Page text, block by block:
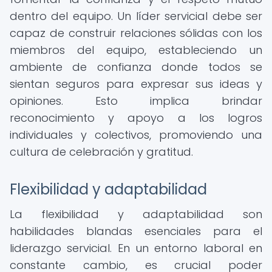
dentro del equipo. Un líder servicial debe ser
capaz de construir relaciones sólidas con los
miembros del equipo, estableciendo un
ambiente de confianza donde todos se
sientan seguros para expresar sus ideas y
opiniones. Esto implica brindar
reconocimiento y apoyo a los logros
individuales y colectivos, promoviendo una
cultura de celebración y gratitud.
Flexibilidad y adaptabilidad
La flexibilidad y adaptabilidad son
habilidades blandas esenciales para el
liderazgo servicial. En un entorno laboral en
constante cambio, es crucial poder